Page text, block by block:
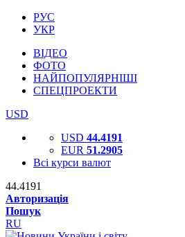
РУС
УКР
ВІДЕО
ФОТО
НАЙПОПУЛЯРНІШІ
СПЕЦПРОЕКТИ
USD
USD 44.4191
EUR 51.2905
Всі курси валют
44.4191
Авторизація
Пошук
RU